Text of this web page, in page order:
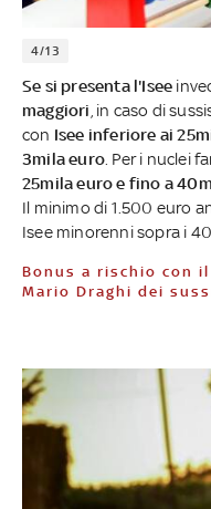
4/13
Se si presenta l'Isee
maggiori , in caso di
con Isee inferiore ai
3mila euro . Per i nuclei
25mila euro e fino a
Il minimo di 1.500 euro
Isee minorenni sopra i
Bonus a rischio con il nuovo governo? Cosa pensa
Mario Draghi dei